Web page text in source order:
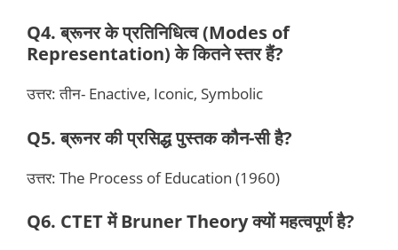
Q4. ब्रूनर के प्रतिनिधित्व (Modes of
Representation) के कितने स्तर हैं?
उत्तर: तीन- Enactive, Iconic, Symbolic
Q5. ब्रूनर की प्रसिद्ध पुस्तक कौन-सी है?
उत्तर: The Process of Education (1960)
Q6. CTET में Bruner Theory क्यों महत्वपूर्ण है?